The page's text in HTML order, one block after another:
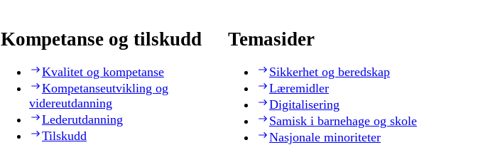
Kompetanse og tilskudd
Kvalitet og kompetanse
Kompetanseutvikling og
videreutdanning
Lederutdanning
Tilskudd
Temasider
Sikkerhet og beredskap
Læremidler
Digitalisering
Samisk i barnehage og skole
Nasjonale minoriteter